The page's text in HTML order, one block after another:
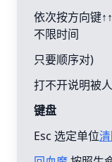
依次按方向键
不限时间
只要顺序对)
打不开说明被
键盘
Esc 选定单位